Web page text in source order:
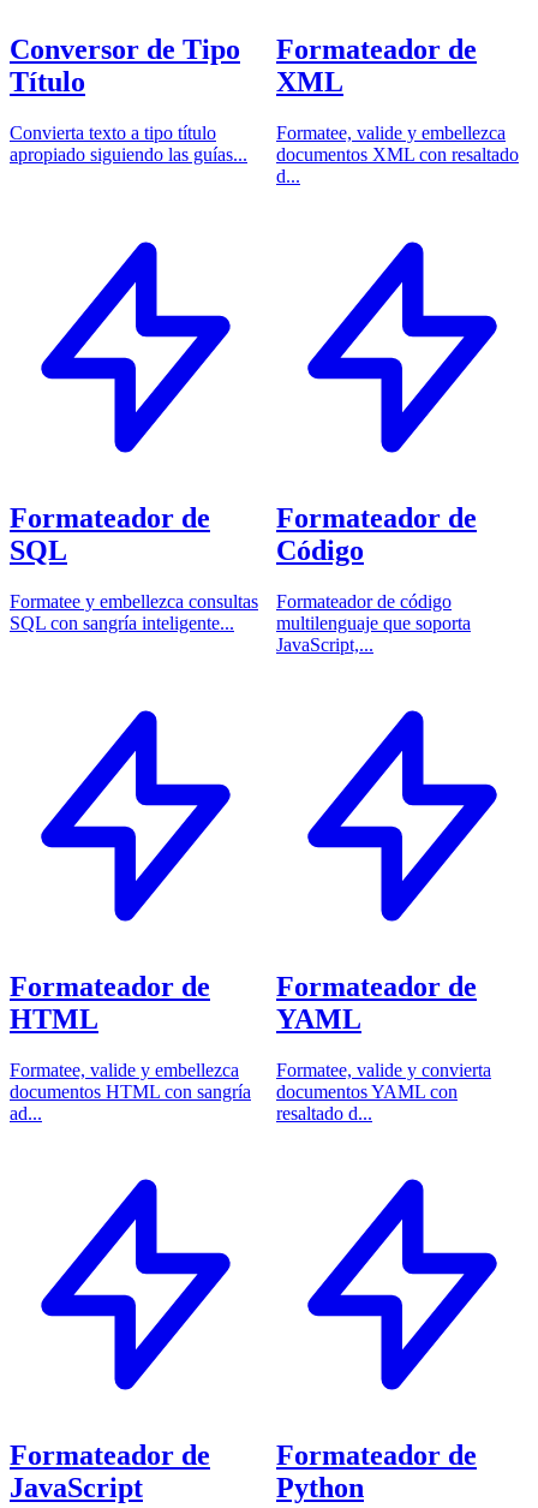
Conversor de Tipo
Título
Convierta texto a tipo título
apropiado siguiendo las guías...
Formateador de
XML
Formatee, valide y embellezca
documentos XML con resaltado
d...
Formateador de
SQL
Formatee y embellezca consultas
SQL con sangría inteligente...
Formateador de
Código
Formateador de código
multilenguaje que soporta
JavaScript,...
Formateador de
HTML
Formatee, valide y embellezca
documentos HTML con sangría
ad...
Formateador de
YAML
Formatee, valide y convierta
documentos YAML con
resaltado d...
Formateador de
JavaScript
Formateador de
Python